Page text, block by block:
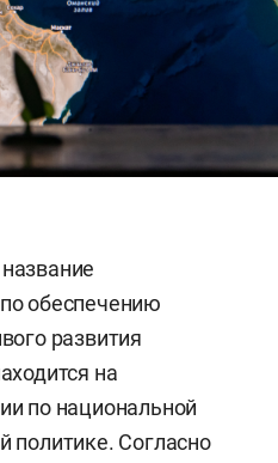
обеспечению
развития
на
по национальной
политике. Согласно